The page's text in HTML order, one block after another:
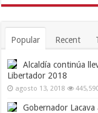
Popular Recent
Alcaldía continúa
Libertador 2018
agosto 13, 2018
Gobernador